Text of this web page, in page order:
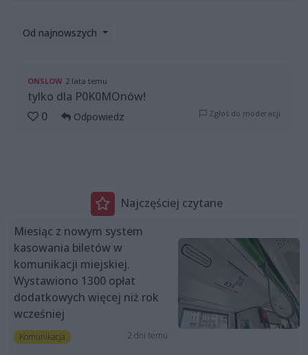
Od najnowszych
ONSLOW 2 lata temu
tylko dla P0K0MOnów!
0
Odpowiedz Zgłoś do moderacji
Najczęściej czytane
Miesiąc z nowym system
kasowania biletów w
komunikacji miejskiej.
Wystawiono 1300 opłat
dodatkowych więcej niż rok
wcześniej
Komunikacja 2 dni temu